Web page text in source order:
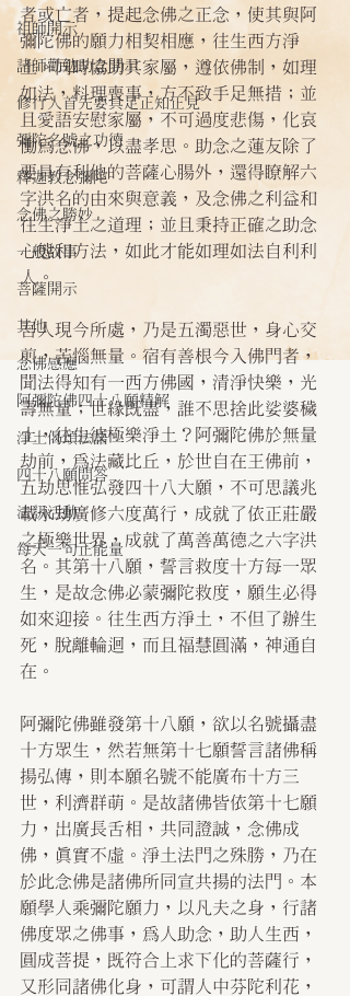
祖師開示
諸師勸勉助念開示
修行人首先要具足正知正見
彌陀名號之功德
釋迦教念彌陀
念佛之勝妙
一般故事
菩薩開示
其他
念佛感應
阿彌陀佛四十八願精解
淨土偈頌法語
四十八願問答
法訊活動
每天一句正能量
者或亡者，提起念佛之正念，使其與阿
彌陀佛的願力相契相應，往生西方淨
土。同時協助其家屬，遵依佛制，如理
如法，料理喪事，方不致手足無措；並
且愛語安慰家屬，不可過度悲傷，化哀
慟為念佛，以盡孝思。助念之蓮友除了
要具有利他的菩薩心腸外，還得瞭解六
字洪名的由來與意義，及念佛之利益和
往生淨土之道理；並且秉持正確之助念
心態和方法，如此才能如理如法自利利
人。
吾人現今所處，乃是五濁惡世，身心交
煎，苦惱無量。宿有善根今入佛門者，
聞法得知有一西方佛國，清淨快樂，光
壽無量；世緣既盡，誰不思捨此娑婆穢
土，往生彼極樂淨土？阿彌陀佛於無量
劫前，為法藏比丘，於世自在王佛前，
五劫思惟弘發四十八大願，不可思議兆
載永劫廣修六度萬行，成就了依正莊嚴
之極樂世界，成就了萬善萬德之六字洪
名。其第十八願，誓言救度十方每一眾
生，是故念佛必蒙彌陀救度，願生必得
如來迎接。往生西方淨土，不但了辦生
死，脫離輪迴，而且福慧圓滿，神通自
在。
阿彌陀佛雖發第十八願，欲以名號攝盡
十方眾生，然若無第十七願誓言諸佛稱
揚弘傳，則本願名號不能廣布十方三
世，利濟群萌。是故諸佛皆依第十七願
力，出廣長舌相，共同證誠，念佛成
佛，真實不虛。淨土法門之殊勝，乃在
於此念佛是諸佛所同宣共揚的法門。本
願學人乘彌陀願力，以凡夫之身，行諸
佛度眾之佛事，為人助念，助人生西，
圓成菩提，既符合上求下化的菩薩行，
又形同諸佛化身，可謂人中芬陀利花，